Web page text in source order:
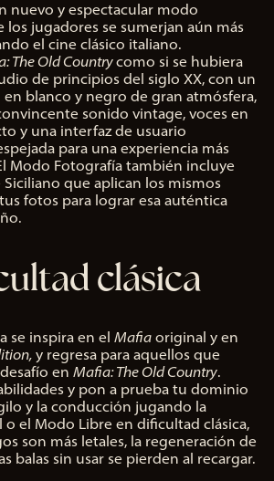
nuevo y espectacular modo
los jugadores se sumerjan aún más
el cine clásico italiano.
The Old Countrycomo si se hubiera
de principios del siglo XX, con un
blanco y negro de gran atmósfera,
sonido vintage, voces en
y una interfaz de usuario
para una experiencia más
Modo Fotografía también incluye
que aplican los mismos
fotos para lograr esa auténtica
clásica
se inspira en el Mafia original y en
y regresa para aquellos que
en Mafia: The Old Country.
y pon a prueba tu dominio
y la conducción jugando la
o el Modo Libre en dificultad clásica,
son más letales, la regeneración de
balas sin usar se pierden al recargar.